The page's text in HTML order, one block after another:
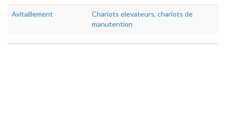
Avitaillement
Chariots elevateurs, chariots de
manutention